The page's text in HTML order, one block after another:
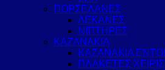
ΠΟΡΣΕΛΑΝΕΣ
ΛΕΚΑΝΕΣ
ΝΙΠΤΗΡΕΣ
ΚΑΖΑΝΑΚΙΑ
ΚΑΖΑΝΑΚΙΑ
ΠΛΑΚΕΤΕΣ